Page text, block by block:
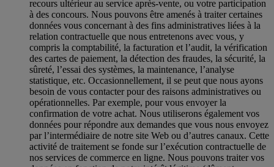
recours ultérieur au service après-vente, ou votre participation
à des concours. Nous pouvons être amenés à traiter certaines
données vous concernant à des fins administratives liées à la
relation contractuelle que nous entretenons avec vous, y
compris la comptabilité, la facturation et l’audit, la vérification
des cartes de paiement, la détection des fraudes, la sécurité, la
sûreté, l’essai des systèmes, la maintenance, l’analyse
statistique, etc. Occasionnellement, il se peut que nous ayons
besoin de vous contacter pour des raisons administratives ou
opérationnelles. Par exemple, pour vous envoyer la
confirmation de votre achat. Nous utiliserons également vos
données pour répondre aux demandes que vous nous envoyez
par l’intermédiaire de notre site Web ou d’autres canaux. Cette
activité de traitement se fonde sur l’exécution contractuelle de
nos services de commerce en ligne. Nous pouvons traiter vos